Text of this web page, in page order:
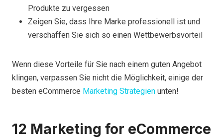
Produkte zu vergessen
Zeigen Sie, dass Ihre Marke professionell ist und
verschaffen Sie sich so einen Wettbewerbsvorteil
Wenn diese Vorteile für Sie nach einem guten Angebot
klingen, verpassen Sie nicht die Möglichkeit, einige der
besten eCommerce Marketing Strategien unten!
12 Marketing for eCommerce